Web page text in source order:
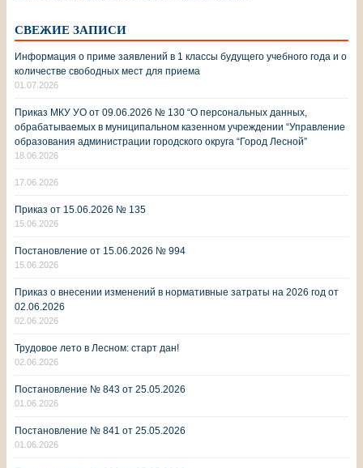
СВЕЖИЕ ЗАПИСИ
Информация о приме заявлений в 1 классы будущего учебного года и о
количестве свободных мест для приема
01.07.2026
Приказ МКУ УО от 09.06.2026 № 130 “О персональных данных,
обрабатываемых в муниципальном казенном учреждении “Управление
образования администрации городского округа “Город Лесной”
18.06.2026
17.06.2026
Приказ от 15.06.2026 № 135
15.06.2026
Постановление от 15.06.2026 № 994
15.06.2026
Приказ о внесении изменений в нормативные затраты на 2026 год от
02.06.2026
02.06.2026
Трудовое лето в Лесном: старт дан!
02.06.2026
Постановление № 843 от 25.05.2026
01.06.2026
Постановление № 841 от 25.05.2026
01.06.2026